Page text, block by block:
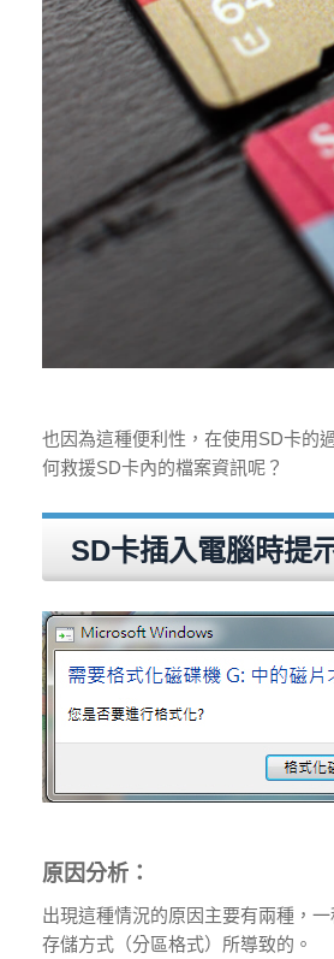
也因為這種便利性，在使用SD卡的
何救援SD卡內的檔案資訊呢？
SD卡插入電腦時提
原因分析：
出現這種情況的原因主要有兩種，
存儲方式（分區格式）所導致的。